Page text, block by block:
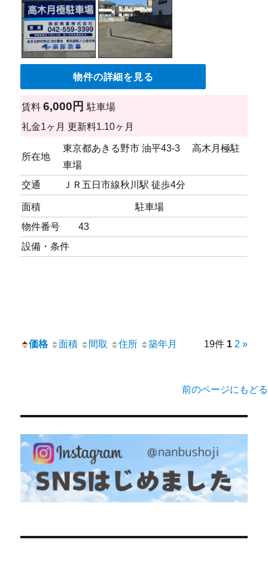
物件の詳細を見る
賃料 6,000円駐車場
礼金1ヶ月 更新料1.10ヶ月
所在地
東京都あきる野市 油平43-3 高木月極駐
車場
交通
ＪＲ五日市線秋川駅 徒歩4分
面積
駐車場
物件番号
43
設備・条件
価格 面積 間取 住所 築年月 19件 1 2 »
前のページにもどる